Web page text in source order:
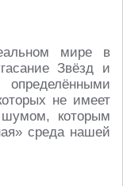
мире в
Звёзд и
не имеет
шумом, которым
среда нашей